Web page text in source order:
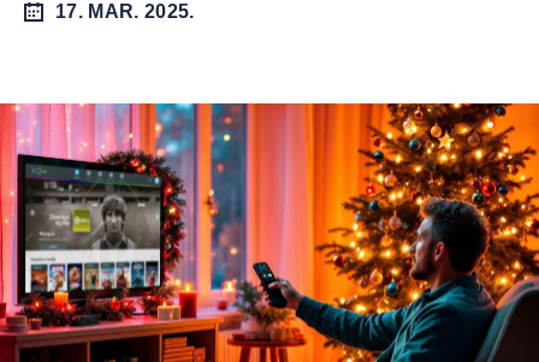
17. MAR. 2025.